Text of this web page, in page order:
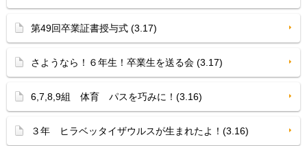
第49回卒業証書授与式 (3.17)
さようなら！６年生！卒業生を送る会 (3.17)
6,7,8,9組 体育 パスを巧みに！(3.16)
３年 ヒラベッタイザウルスが生まれたよ！(3.16)